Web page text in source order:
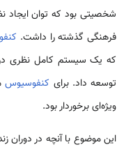
شخصیتی بود که توان ایجاد
فرهنگی گذشته را داشت.
که یک سیستم کامل نظری در
توسعه داد. برای کنفوسیوس
ویژه‌­ای برخوردار بود.
این موضوع با آنچه در